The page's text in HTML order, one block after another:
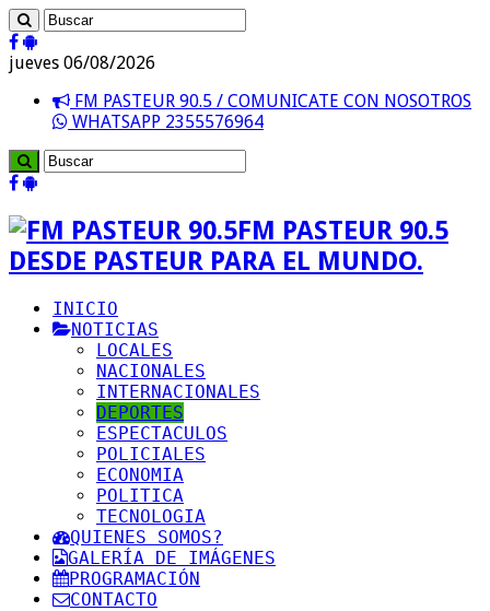
jueves 06/08/2026
FM PASTEUR 90.5 / COMUNICATE CON NOSOTROS
WHATSAPP 2355576964
FM PASTEUR 90.5
DESDE PASTEUR PARA EL MUNDO.
INICIO
NOTICIAS
LOCALES
NACIONALES
INTERNACIONALES
DEPORTES
ESPECTACULOS
POLICIALES
ECONOMIA
POLITICA
TECNOLOGIA
QUIENES SOMOS?
GALERÍA DE IMÁGENES
PROGRAMACIÓN
CONTACTO